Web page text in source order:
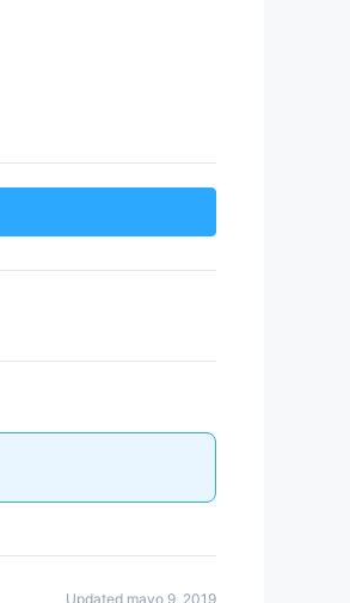
Updated mayo 9, 2019